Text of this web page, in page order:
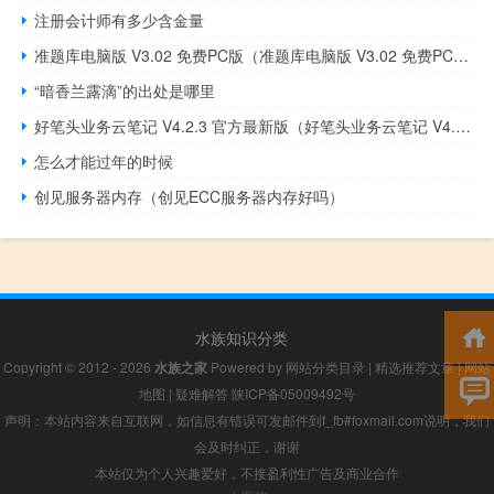
注册会计师有多少含金量
准题库电脑版 V3.02 免费PC版（准题库电脑版 V3.02 免费PC版功能简介）
“暗香兰露滴”的出处是哪里
好笔头业务云笔记 V4.2.3 官方最新版（好笔头业务云笔记 V4.2.3 官方最新版功能简介）
怎么才能过年的时候
创见服务器内存（创见ECC服务器内存好吗）
水族知识分类
Copyright © 2012 - 2026 水族之家 Powered by 网站分类目录 | 精选推荐文章|网站
地图 | 疑难解答 陕ICP备05009492号
声明：本站内容来自互联网，如信息有错误可发邮件到f_fb#foxmail.com说明，我们
会及时纠正，谢谢
本站仅为个人兴趣爱好，不接盈利性广告及商业合作